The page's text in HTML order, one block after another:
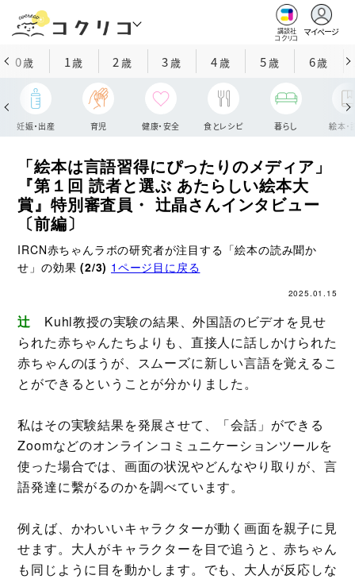
講談社
コクリコ
マイページ
0歳 1歳 2 歳 3歳 4歳 5歳 6歳
妊娠・出産 育児 健康・安全 食とレシピ 暮らし 絵本・
「絵本は言語習得にぴったりのメディア」
『第１回 読者と選ぶ あたらしい絵本大
賞』特別審査員・ 辻晶さんインタビュー
〔前編〕
IRCN赤ちゃんラボの研究者が注目する「絵本の読み聞か
せ」の効果(2/3) 1ページ目に戻る
2025.01.15
辻 Kuhl教授の実験の結果、外国語のビデオを見せ
られた赤ちゃんたちよりも、直接人に話しかけられた
赤ちゃんのほうが、スムーズに新しい言語を覚えるこ
とができるということが分かりました。
私はその実験結果を発展させて、「会話」ができる
Zoomなどのオンラインコミュニケーションツールを
使った場合では、画面の状況やどんなやり取りが、言
語発達に繫がるのかを調べています。
例えば、かわいいキャラクターが動く画面を親子に見
せます。大人がキャラクターを目で追うと、赤ちゃん
も同じように目を動かします。でも、大人が反応しな